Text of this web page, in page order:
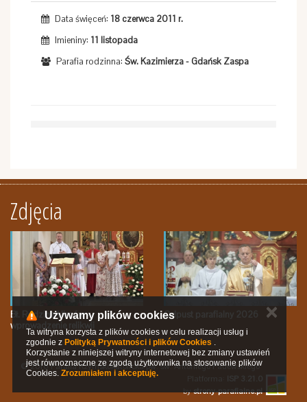
Data święceń: 18 czerwca 2011 r.
Imieniny: 11 listopada
Parafia rodzinna: Św. Kazimierza - Gdańsk Zaspa
Zdjęcia
Bł. Rodzina Ulmów -
wprowadzenie relikwii
Odpust parafialny 2026
© 2016 Parafia Rzymskokatolicka pw. św. Antoniego Padewskiego
bystrony-parafialne.pl
Używamy plików cookies
Ta witryna korzysta z plików cookies w celu realizacji usług i
zgodnie z Polityką Prywatności i plików Cookies .
Korzystanie z niniejszej witryny internetowej bez zmiany ustawień
jest równoznaczne ze zgodą użytkownika na stosowanie plików
Cookies. Zrozumiałem i akceptuję.
✕